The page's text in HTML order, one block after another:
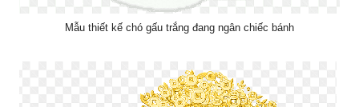
Mẫu thiết kế chó gấu trắng đang ngân chiếc bánh